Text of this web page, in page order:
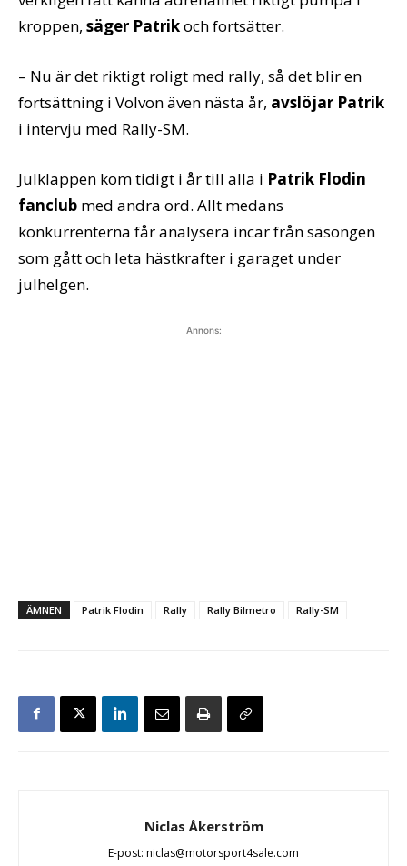
kroppen, säger Patrikoch fortsätter.
– Nu är det riktigt roligt med rally, så det blir en
fortsättning i Volvon även nästa år, avslöjar Patrik
i intervju med Rally-SM.
Julklappen kom tidigt i år till alla i Patrik Flodin
fanclub med andra ord. Allt medans
konkurrenterna får analysera incar från säsongen
som gått och leta hästkrafter i garaget under
julhelgen.
Annons:
ÄMNEN Patrik Flodin Rally Rally Bilmetro Rally-SM
Niclas Åkerström
E-post: niclas@motorsport4sale.com